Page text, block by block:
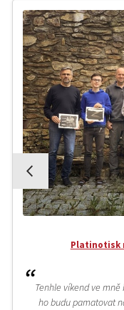
Platinotisk
Tenhle víkend ve
ho budu pamatovat